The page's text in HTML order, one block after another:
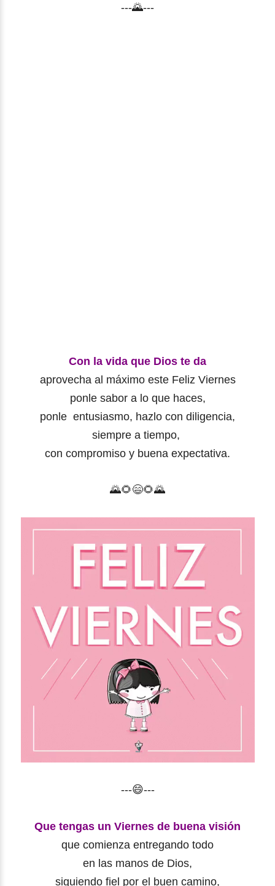
---🌄---
Con la vida que Dios te da
aprovecha al máximo este Feliz Viernes
ponle sabor a lo que haces,
ponle entusiasmo, hazlo con diligencia,
siempre a tiempo,
con compromiso y buena expectativa.
🌄🌻😄🌻🌄
---😄---
Que tengas un Viernes de buena visión
que comienza entregando todo
en las manos de Dios,
siguiendo fiel por el buen camino,